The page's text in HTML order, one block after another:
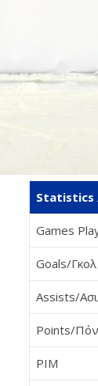
Statistics
Games
Goals/Γκολ
Assists/
Points/
PIM